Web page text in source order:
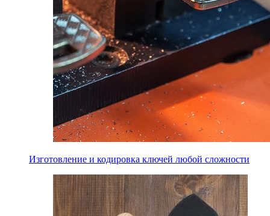
Изготовление и кодировка ключей любой сложности